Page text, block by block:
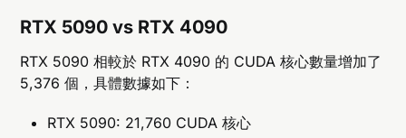
RTX 5090 vs RTX 4090
RTX 5090 相較於 RTX 4090 的 CUDA 核心數量增加了
5,376 個，具體數據如下：
RTX 5090: 21,760 CUDA 核心